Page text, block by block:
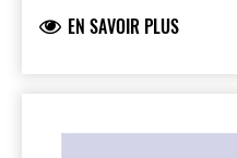
EN SAVOIR PLUS